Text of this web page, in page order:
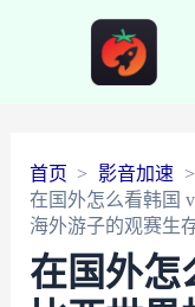
首页
影音加速
在国外怎么看韩国
海外游子的观赛生
在国外怎